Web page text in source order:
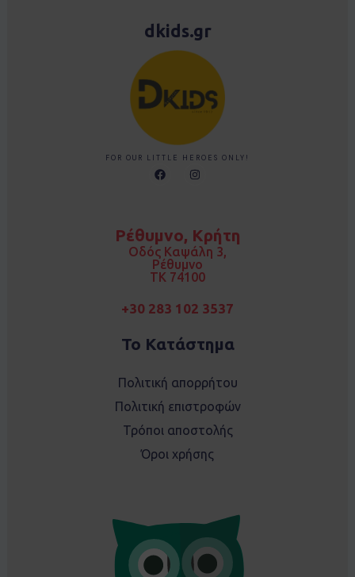
dkids.gr
FOR OUR LITTLE HEROES ONLY!
F
a
o
k
I
n
r
a
m
Ρέθυμνο, Κρήτη
Οδός Καψάλη 3,
Ρέθυμνο
TK 74100
+30 283 102 3537
Το Κατάστημα
Πολιτική απορρήτου
Πολιτική επιστροφών
Τρόποι αποστολής
Όροι χρήσης